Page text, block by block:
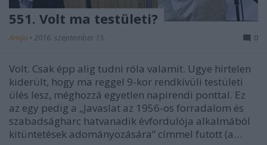
551. Volt ma testületi?
Amijo • 2016. szeptember 15. 0
Volt. Csak épp alig tudni róla valamit. Ugye hirtelen
kiderült, hogy ma reggel 9-kor rendkívüli testületi
ülés lesz, méghozzá egyetlen napirendi ponttal. Ez
az egy pedig a „Javaslat az 1956-os forradalom és
szabadságharc hatvanadik évfordulója alkalmából
kitüntetések adományozására” címmel futott (a…